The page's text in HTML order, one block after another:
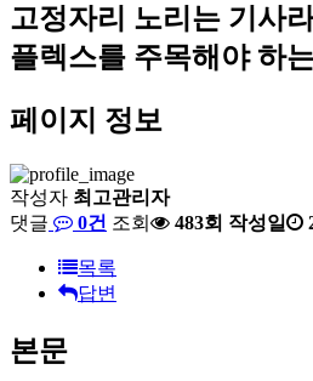
고정자리 노리는 기사
플렉스를 주목해야 하
페이지 정보
작성자 최고관리자
댓글
0건 조회 483회 작성일
목록
답변
본문